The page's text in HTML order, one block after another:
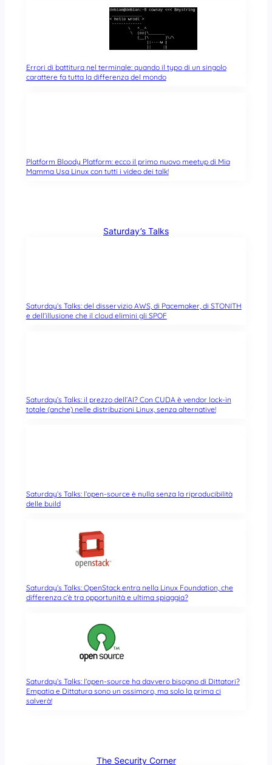
Errori di battitura nel terminale: quando il typo di un singolo
carattere fa tutta la differenza del mondo
Platform Bloody Platform: ecco il primo nuovo meetup di Mia
Mamma Usa Linux con tutti i video dei talk!
Saturday’s Talks
Saturday’s Talks: del disservizio AWS, di Pacemaker, di STONITH
e dell’illusione che il cloud elimini gli SPOF
Saturday’s Talks: il prezzo dell’AI? Con CUDA è vendor lock-in
totale (anche) nelle distribuzioni Linux, senza alternative!
Saturday’s Talks: l’open-source è nulla senza la riproducibilità
delle build
Saturday’s Talks: OpenStack entra nella Linux Foundation, che
differenza c’è tra opportunità e ultima spiaggia?
Saturday’s Talks: l’open-source ha davvero bisogno di Dittatori?
Empatia e Dittatura sono un ossimoro, ma solo la prima ci
salverà!
The Security Corner